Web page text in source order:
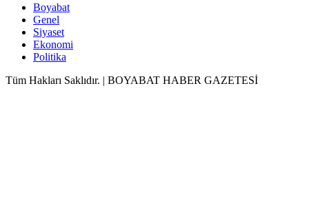
Boyabat
Genel
Siyaset
Ekonomi
Politika
Tüm Hakları Saklıdır. | BOYABAT HABER GAZETESİ